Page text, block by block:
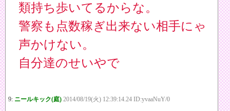
類持ち歩いてるからな。
警察も点数稼ぎ出来ない相手にゃ
声かけない。
自分達のせいやで
9: ニールキック(庭) 2014/08/19(火) 12:39:14.24 ID:yvaaNuY/0